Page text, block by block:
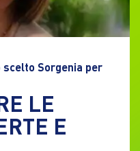
scelto Sorgenia per
LE
E